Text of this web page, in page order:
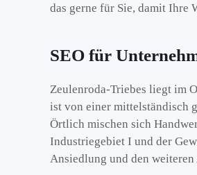
das gerne für Sie, damit Ihre
SEO für
Zeulenroda-Triebes liegt im
ist von einer mittelständisch
Örtlich mischen sich
Industriegebiet I und der
Ansiedlung und den